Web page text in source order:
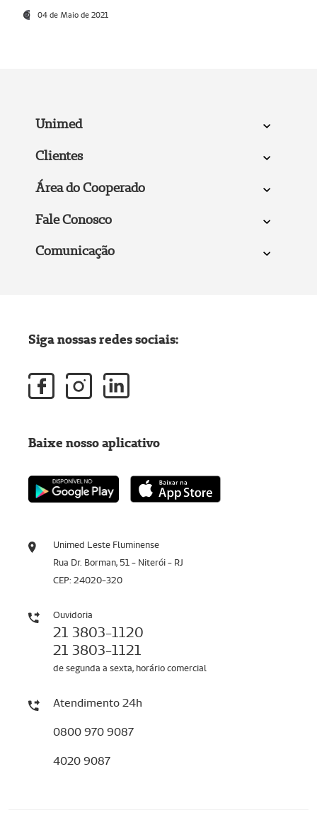
04 de Maio de 2021
Unimed
Clientes
Área do Cooperado
Fale Conosco
Comunicação
Unimed Leste Fluminense
Rua Dr. Borman, 51 - Niterói - RJ
CEP: 24020-320
Ouvidoria
21 3803-1120
21 3803-1121
de segunda a sexta, horário comercial
Atendimento 24h
0800 970 9087
4020 9087
Siga nossas redes sociais:
Baixe nosso aplicativo